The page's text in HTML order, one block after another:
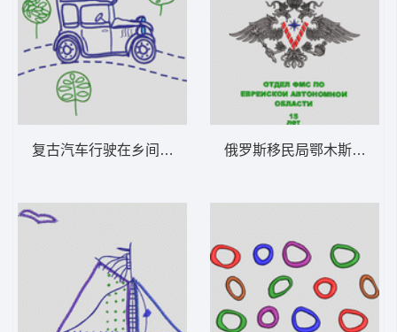
复古汽车行驶在乡间小路 卡通童装章标贴布